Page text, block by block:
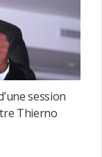
session
Thierno